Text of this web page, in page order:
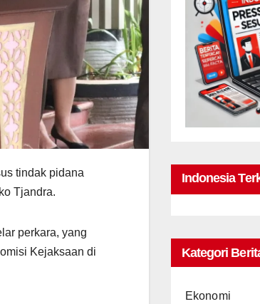
tindak pidana
Tjandra.
perkara, yang
Kejaksaan di
Indonesia
Kategori
Ekonomi